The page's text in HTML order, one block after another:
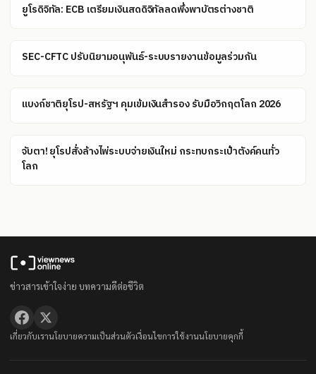
ยูโรดิจิทัล: ECB เตรียมเงินสดดิจิทัลลดพึ่งพาบัตรต่างชาติ
SEC-CFTC ปรับนิยามอนุพันธ์-ระบบรายงานข้อมูลร่วมกัน
แบงก์ชาติยุโรป-สหรัฐฯ คุมเข้มเงินสำรอง รับมือวิกฤตโลก 2026
จับตา! ยุโรปสั่งล้างไพ่ระบบจ่ายเงินใหม่ กระทบกระเป๋าตังค์คนทั่ว
โลก
ข่าวสารเข้าใจง่าย บทความดีต่อชีวิต
เกี่ยวกับเรานโยบายความเป็นส่วนตัวเงื่อนไขการใช้งานนโยบายคุกกี้